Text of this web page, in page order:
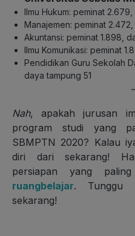
Ilmu Hukum: peminat
Manajemen: peminat
Akuntansi: peminat 1.898,
Ilmu Komunikasi: peminat
Pendidikan Guru Sekolah
daya tampung 51
Nah, apakah jurusan
program studi yang
SBMPTN 2020? Kalau
diri dari sekarang!
persiapan yang
ruangbelajar. Tunggu
sekarang!